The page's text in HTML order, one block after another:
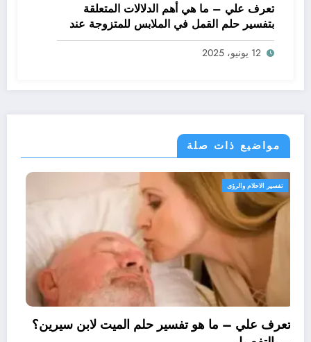
تعرف علي – ما هي أهم الدلالات المتعلقة
بتفسير حلم القمل في الملابس للمتزوجة عند
ابن سيرين؟ – بالتفصيل
12 يونيو، 2025
مواضيع ذات صلة
تفسير الاحلام والرؤى
تعرف علي – ما هو تفسير حلم